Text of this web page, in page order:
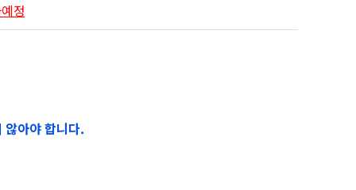
정
않아야 합니다.